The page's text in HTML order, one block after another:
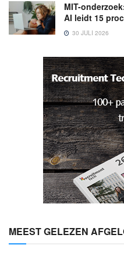
MIT-
AI leidt 15
30 JULI 2026
MEEST GELEZEN